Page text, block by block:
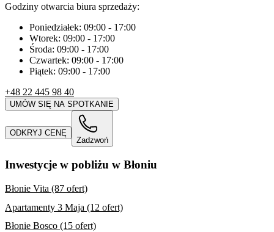
Godziny otwarcia biura sprzedaży:
Poniedziałek: 09:00 - 17:00
Wtorek: 09:00 - 17:00
Środa: 09:00 - 17:00
Czwartek: 09:00 - 17:00
Piątek: 09:00 - 17:00
+48 22 445 98 40
UMÓW SIĘ NA SPOTKANIE
ODKRYJ CENĘ
Zadzwoń
Inwestycje w pobliżu w Błoniu
Błonie Vita (87 ofert)
Apartamenty 3 Maja (12 ofert)
Błonie Bosco (15 ofert)